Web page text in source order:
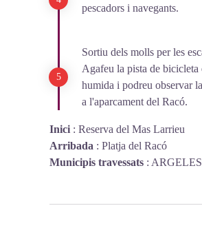
pescadors i navegants.
Sortiu dels molls per les
Agafeu la pista de bicicleta
humida i podreu observar
a l'aparcament del Racó.
Inici : Reserva del Mas Larrieu
Arribada : Platja del Racó
Municipis travessats :